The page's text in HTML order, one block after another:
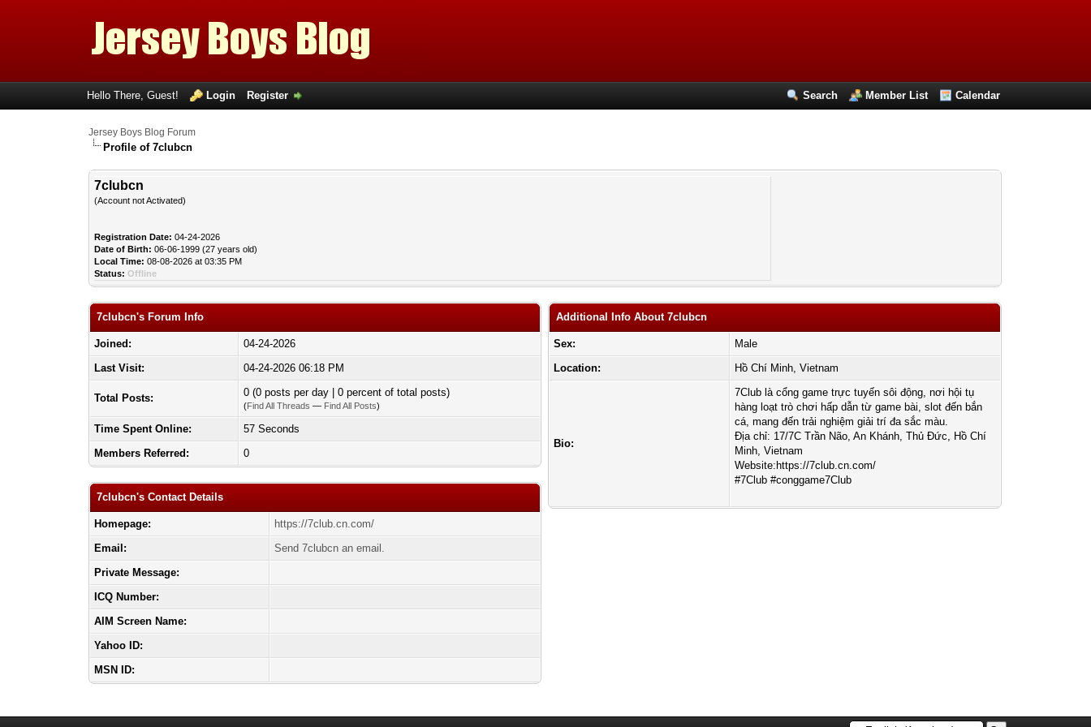
Search Member List Calendar
Hello There, Guest! Login Register
Jersey Boys Blog Forum
Profile of 7clubcn
7clubcn
(Account not Activated)
Registration Date: 04-24-2026
Date of Birth: 06-06-1999 (27 years old)
Local Time: 08-08-2026 at 03:35 PM
Status: Offline
7clubcn's Forum Info
Joined:
04-24-2026
Last Visit:
04-24-2026 06:18 PM
Total Posts: 0 (0 posts per day | 0 percent of total posts)
(Find All Threads — Find All Posts)
Time Spent Online:
57 Seconds
Members Referred:
0
7clubcn's Contact Details
Homepage:
https://7club.cn.com/
Email:
Send 7clubcn an email.
Private Message:
ICQ Number:
AIM Screen Name:
Yahoo ID:
MSN ID:
Additional Info About 7clubcn
Sex:
Male
Location:
Hồ Chí Minh, Vietnam
Bio:
7Club là cổng game trực tuyến sôi động, nơi hội tụ
hàng loạt trò chơi hấp dẫn từ game bài, slot đến bắn
cá, mang đến trải nghiệm giải trí đa sắc màu.
Địa chỉ: 17/7C Trần Não, An Khánh, Thủ Đức, Hồ Chí
Minh, Vietnam
Website:https://7club.cn.com/
#7Club #conggame7Club